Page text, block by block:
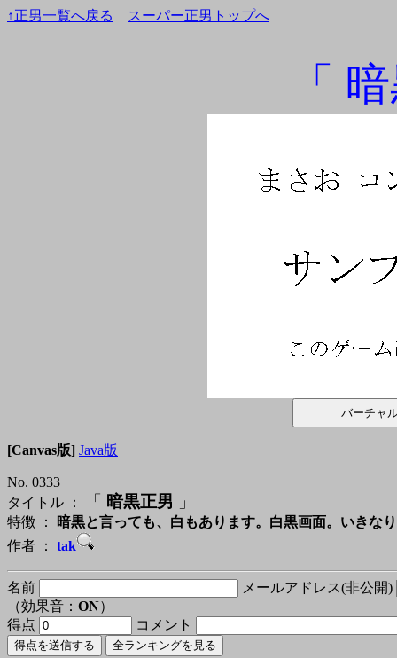
↑正男一覧へ戻る スーパー正男トップへ
「
[Canvas版] Java版
No. 0333
タイトル ：
「 暗黒正男 」
特徴 ：
暗黒と言っても、白もあります。白黒画面。いきな
作者 ： tak
名前
メールアドレス(非公開)
（効果音： ON）
得点
コメント